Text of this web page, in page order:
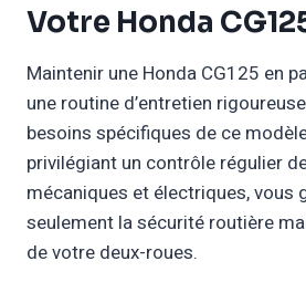
Votre Honda
Maintenir une Honda CG125 en
une routine d’entretien
besoins spécifiques de ce
privilégiant un contrôle régulier
mécaniques et électriques, vous
seulement la sécurité routière
de votre deux-roues.